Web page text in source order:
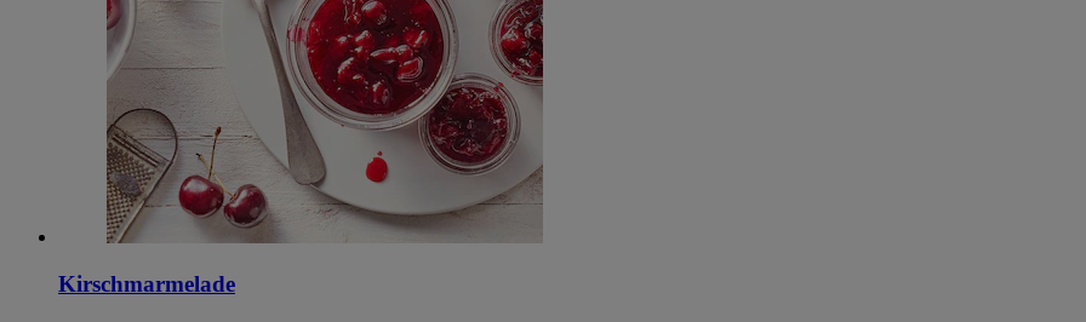
Kirschmarmelade